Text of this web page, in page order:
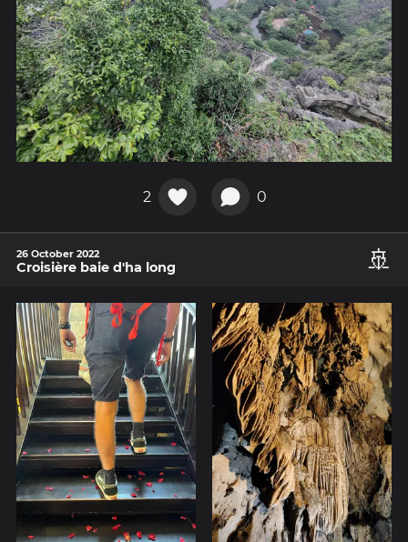
2 0
26 October 2022
Croisière baie d'ha long 🚢